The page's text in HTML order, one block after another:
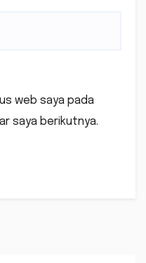
web saya pada
saya berikutnya.